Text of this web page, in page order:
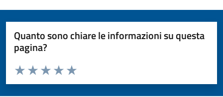
Quanto sono chiare le informazioni su questa
pagina?
Valuta da 1 a 5 stelle la pagina
Valuta 5 stelle su 5
Valuta 4 stelle su 5
Valuta 3 stelle su 5
Valuta 2 stelle su 5
Valuta 1 stelle su 5